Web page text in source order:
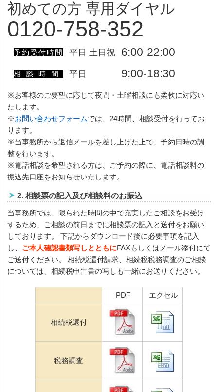
初めての方 専用ダイヤル
0120-758-352
予約受付時間 平日 土日祝 6:00-22:00
相談時間 平日 9:00-18:30
※お客様のご要望に応じて夜間・土曜相談にも柔軟に対応い
たします。
※お問い合わせフォームでは、24時間、相談受付を行ってお
ります。
※当事務所から返信メールを差し上げた上で、予約日時の調
整を行います。
※電話相談を希望される方は、ご予約の際に、電話相談料の
振込先口座をお知らせいたします。
2. 相談票の記入及び相談料のお振込
当事務所では、限られた時間の中で充実したご相談をお受け
するため、ご相談の前日までに相談票の記入と送付をお願い
しております。 下記からダウンロード後に必要事項を記入
し、 ご本人確認書類写しとともにFAXもしくはメール添付にて
ご送付ください。 相続税還付請求、相続税税務調査のご相談
については、相続税申告書の写しも一緒にお送りください。
PDF エクセル
相続税還付
税務調査